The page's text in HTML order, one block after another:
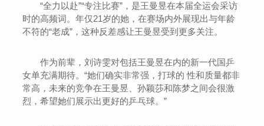
“全力以赴”“专注比赛”，是王曼昱在本届全运会采访
时的高频词。年仅21岁的她，在赛场内外展现出与年龄
不符的“老成”，这种反差感让王曼昱受到更多关注。
作为前辈，刘诗雯对包括王曼昱在内的新一代国乒
女单充满期待。“她们确实非常强，打球的 性和质量都非
常高，未来的竞争在王曼昱、孙颖莎和陈梦之间会很激
烈，希望她们展示出更好的乒乓球。”